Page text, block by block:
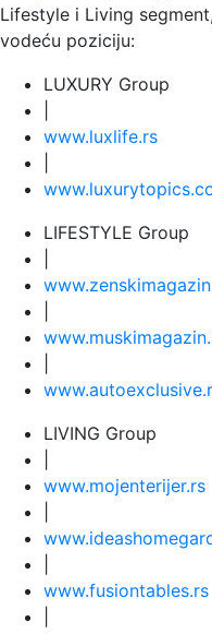
Lifestyle i Living
vodeću poziciju:
LUXURY Group
www.luxlife.rs
www.luxurytopics
LIFESTYLE Group
www.zenski
www.muski
www.auto
LIVING Group
www.mojenterijer.rs
www.ideas
www.fusiontables.rs